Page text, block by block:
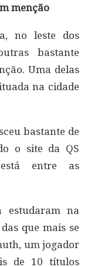
menção
no leste dos
bastante
Uma delas
na cidade
bastante de
o site da QS
entre as
estudaram na
que mais se
um jogador
de 10 títulos